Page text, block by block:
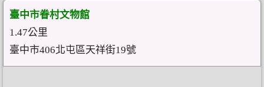
臺中市眷村文物館
1.47公里
臺中市406北屯區天祥街19號